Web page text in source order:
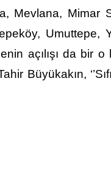
Mevlana, Mimar
Umuttepe,
açılışı da bir o
Büyükakın,